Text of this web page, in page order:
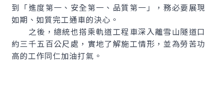
到「進度第一、安全第一、品質第一」，務必要展現
如期、如質完工通車的決心。
之後，總統也搭乘軌道工程車深入離雪山隧道口
約三千五百公尺處，實地了解施工情形，並為勞苦功
高的工作同仁加油打氣。